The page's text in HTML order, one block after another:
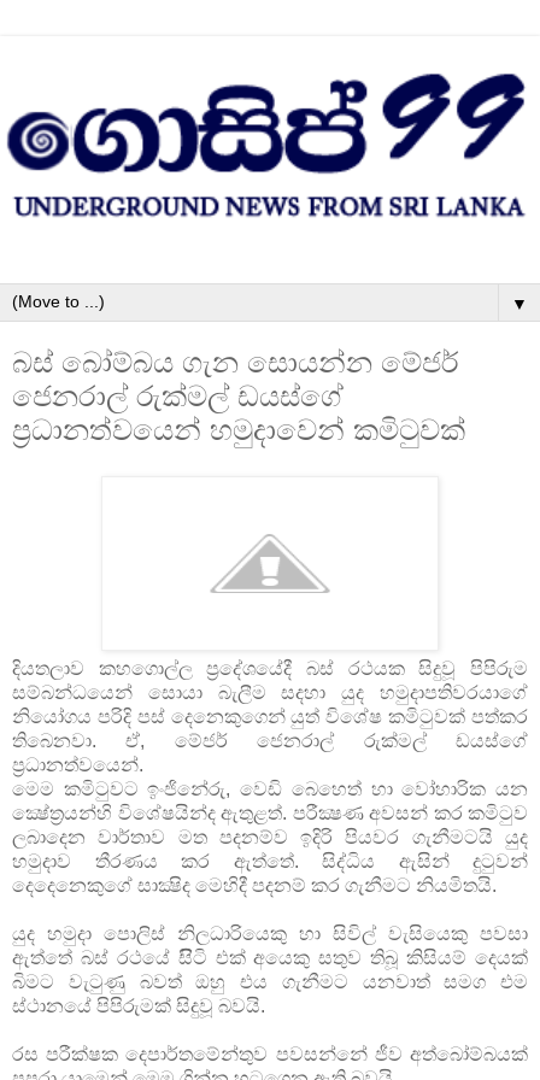
▼
බස් බෝම්බය ගැන සොයන්න මේජර්
ජෙනරාල් රුක්මල් ඩයස්ගේ
ප‍්‍රධානත්වයෙන් හමුදාවෙන් කමිටුවක්
දියතලාව කහගොල්ල ප‍්‍රදේශයේදී බස් රථයක සිදුවූ පිපිරුම
සම්බන්ධයෙන් සොයා බැලීම සදහා යුද හමුදාපතිවරයාගේ
නියෝගය පරිදි පස් දෙනෙකුගෙන් යුත් විශේෂ කමිටුවක් පත්කර
තිබෙනවා. ඒ, මේජර් ජෙනරාල් රුක්මල් ඩයස්ගේ
ප‍්‍රධානත්වයෙන්.
මෙම කමිටුවට ඉංජිනේරු, වෙඩි බෙහෙත් හා වෝහාරික යන
ක්‍ෂේත‍්‍රයන්හි විශේෂයින්ද ඇතුළත්. පරීක්‍ෂණ අවසන් කර කමිටුව
ලබාදෙන වාර්තාව මත පදනම්ව ඉදිරි පියවර ගැනීමටයි යුද
හමුදාව තීරණය කර ඇත්තේ. සිද්ධිය ඇසින් දුටුවන්
දෙදෙනෙකුගේ සාක්‍ෂිද මෙහිදී පදනම් කර ගැනීමට නියමිතයි.
යුද හමුදා පොලිස් නිලධාරියෙකු හා සිවිල් වැසියෙකු පවසා
ඇත්තේ බස් රථයේ සිිටි එක් අයෙකු සතුව තිබූ කිසියම් දෙයක්
බිමට වැටුණු බවත් ඔහු එය ගැනීමට යනවාත් සමග එම
ස්ථානයේ පිපිරුමක් සිදුවූ බවයි.
රස පරීක්ෂක දෙපාර්තමේන්තුව පවසන්නේ ජීව අත්බෝම්බයක්